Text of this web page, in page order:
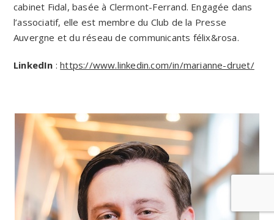
cabinet Fidal, basée à Clermont-Ferrand. Engagée dans
l’associatif, elle est membre du Club de la Presse
Auvergne et du réseau de communicants félix&rosa.
LinkedIn :https://www.linkedin.com/in/marianne-druet/